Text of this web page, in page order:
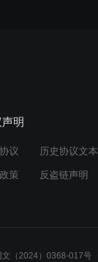
明
议 历史协议文本
策 反盗链声明
文（2024）0368-017号